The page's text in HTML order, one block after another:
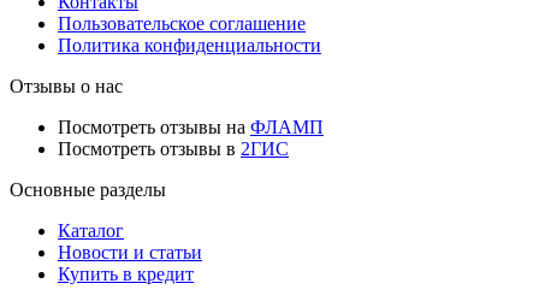
Пользовательское соглашение
Политика конфиденциальности
Отзывы о нас
Посмотреть отзывы на ФЛАМП
Посмотреть отзывы в 2ГИС
Основные разделы
Каталог
Новости и статьи
Купить в кредит